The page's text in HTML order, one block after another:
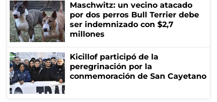
Maschwitz: un vecino atacado
por dos perros Bull Terrier debe
ser indemnizado con $2,7
millones
Kicillof participó de la
peregrinación por la
conmemoración de San Cayetano